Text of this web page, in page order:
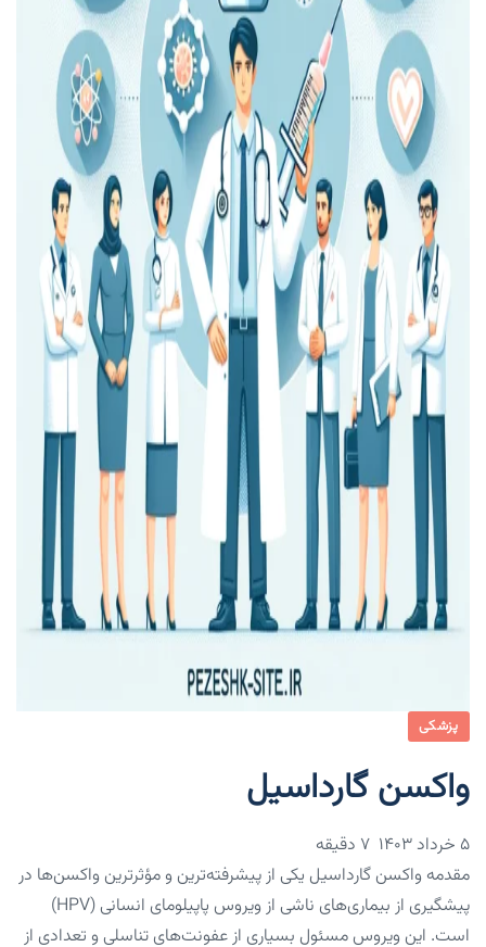
پزشکی
واکسن گارداسیل
۵ خرداد ۱۴۰۳
مقدمه واکسن گارداسیل یکی از پیشرفته‌ترین و مؤثرترین واکسن‌ها در
پیشگیری از بیماری‌های ناشی از ویروس پاپیلومای انسانی (HPV)
است. این ویروس مسئول بسیاری از عفونت‌های تناسلی و تعدادی از